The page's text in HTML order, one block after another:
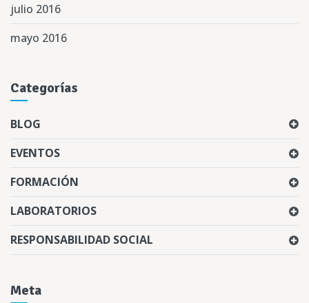
julio 2016
mayo 2016
Categorías
BLOG
EVENTOS
FORMACIÓN
LABORATORIOS
RESPONSABILIDAD SOCIAL
Meta